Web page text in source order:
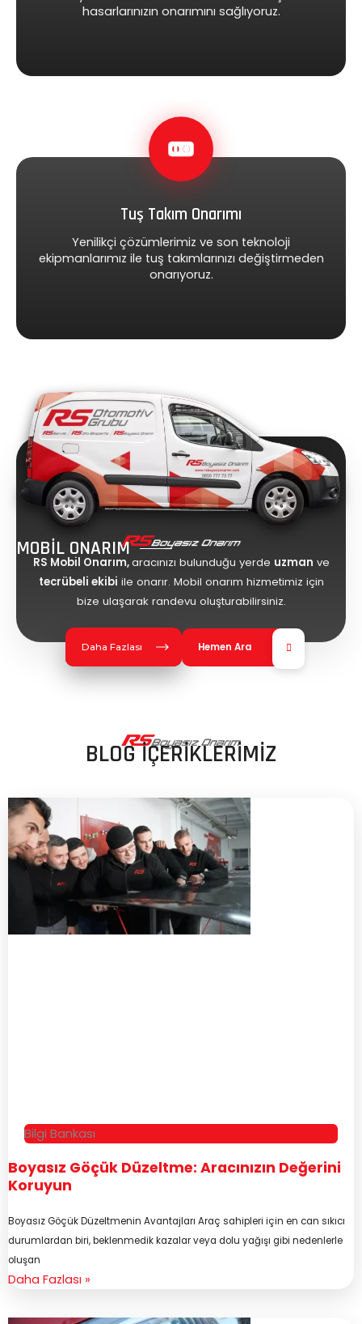
hasarlarınızın onarımını sağlıyoruz.
Tuş Takım Onarımı
Yenilikçi çözümlerimiz ve son teknoloji
ekipmanlarımız ile tuş takımlarınızı değiştirmeden
onarıyoruz.
MOBİL ONARIM
RS Mobil Onarım,aracınızı bulunduğu yerde uzman ve
tecrübeli ekibi ile onarır. Mobil onarım hizmetimiz için
bize ulaşarak randevu oluşturabilirsiniz.
Daha Fazlası Hemen Ara
BLOG İÇERİKLERİMİZ
Bilgi Bankası
Boyasız Göçük Düzeltme: Aracınızın Değerini
Koruyun
Boyasız Göçük Düzeltmenin Avantajları Araç sahipleri için en can sıkıcı
durumlardan biri, beklenmedik kazalar veya dolu yağışı gibi nedenlerle
oluşan
Daha Fazlası »